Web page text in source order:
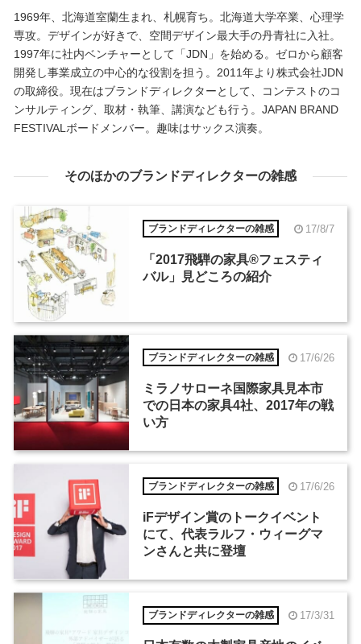
1969年、北海道室蘭生まれ、札幌育ち。北海道大学卒業、心理学
専攻。デザインが好きで、空間デザイン最大手の丹青社に入社。
1997年に社内ベンチャーとして「JDN」を始める。ゼロから顧客
開発し事業成立の中心的な役割を担う。2011年より株式会社JDN
の取締役。現在はブランドディレクターとして、コンテストのコ
ンサルティング、取材・執筆、講演なども行う。JAPAN BRAND
FESTIVALボードメンバー。趣味はサックス演奏。
そのほかのブランドディレクターの雑感
ブランドディレクターの雑感 17/8/7
「2017飛騨の家具®︎フェスティ
バル」見どころの紹介
ブランドディレクターの雑感 17/6/26
ミラノサローネ国際家具見本市
での日本の家具4社、2017年の戦
い方
ブランドディレクターの雑感 17/6/26
iFデザイン賞のトークイベント
にて、代表ラルフ・ウィーグマ
ンさんと共に登壇
ブランドディレクターの雑感 17/3/31